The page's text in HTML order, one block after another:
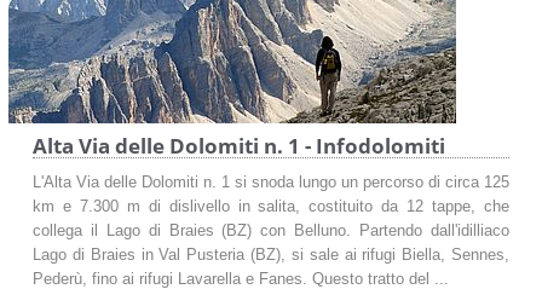
Alta Via delle Dolomiti n. 1 - Infodolomiti
L'Alta Via delle Dolomiti n. 1 si snoda lungo un percorso di circa 125
km e 7.300 m di dislivello in salita, costituito da 12 tappe, che
collega il Lago di Braies (BZ) con Belluno. Partendo dall'idilliaco
Lago di Braies in Val Pusteria (BZ), si sale ai rifugi Biella, Sennes,
Pederù, fino ai rifugi Lavarella e Fanes. Questo tratto del ...